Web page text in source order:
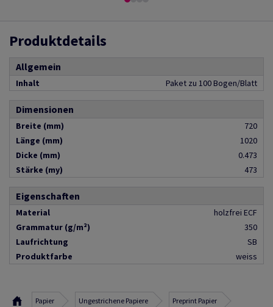
Produktdetails
Allgemein
Inhalt Paket zu 100 Bogen/Blatt
Dimensionen
Breite (mm)
720
Länge (mm)
1020
Dicke (mm)
0.473
Stärke (my)
473
Eigenschaften
Material
holzfrei ECF
Grammatur (g/m²)
350
Laufrichtung
SB
Produktfarbe
weiss
Papier Ungestrichene Papiere Preprint Papier